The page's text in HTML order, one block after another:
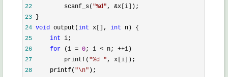
22
         scanf_s(
"%d", &
23
24 void output(int x[], int
25
int
26
for (i = 0; i < n; ++
27
         printf(
"%d "
28
     printf(
"\n"